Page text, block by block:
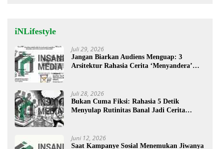
iNLifestyle
Juli 29, 2026
Jangan Biarkan Audiens Menguap: 3
Arsitektur Rahasia Cerita ‘Menyandera’
Juli 28, 2026
Bukan Cuma Fiksi: Rahasia 5 Detik
Menyulap Rutinitas Banal Jadi Cerita
Juni 12, 2026
Saat Kampanye Sosial Menemukan Jiwanya